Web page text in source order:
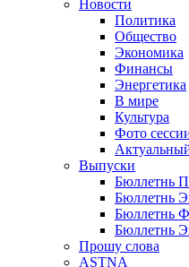
Новости
Политика
Общество
Экономика
Финансы
Энергетика
В мире
Культура
Фото
Выпуски
Бюллетнь
Бюллетнь
Бюллетнь
Бюллетнь
Прошу слова
ASTNA